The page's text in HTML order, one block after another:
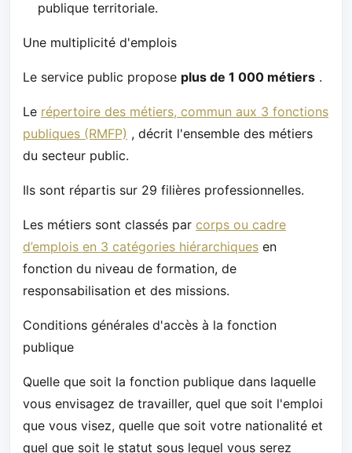
publique territoriale.
Une multiplicité d'emplois
Le service public propose plus de 1 000 métiers .
Le répertoire des métiers, commun aux 3 fonctions
publiques (RMFP) , décrit l'ensemble des métiers
du secteur public.
Ils sont répartis sur 29 filières professionnelles.
Les métiers sont classés par corps ou cadre
d’emplois en 3 catégories hiérarchiques en
fonction du niveau de formation, de
responsabilisation et des missions.
Conditions générales d'accès à la fonction
publique
Quelle que soit la fonction publique dans laquelle
vous envisagez de travailler, quel que soit l'emploi
que vous visez, quelle que soit votre nationalité et
quel que soit le statut sous lequel vous serez